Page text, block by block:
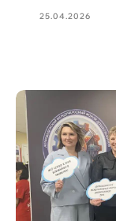
25.04.2026
Если у Вас есть вопросы,
на консультацию,
Мы свяжемся с Вами в
ближайшее время